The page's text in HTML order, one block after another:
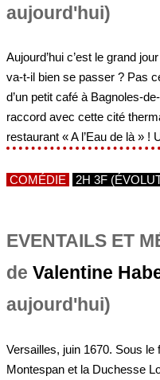
aujourd'hui)
Aujourd’hui c’est le grand
va-t-il bien se passer ? Pas
d’un petit café à Bagnoles-
raccord avec cette cité
restaurant « A l’Eau de là » !
COMÉDIE 2H 3F
EVENTAILS ET
de Valentine
aujourd'hui)
Versailles, juin 1670. Sous
Montespan et la Duchesse